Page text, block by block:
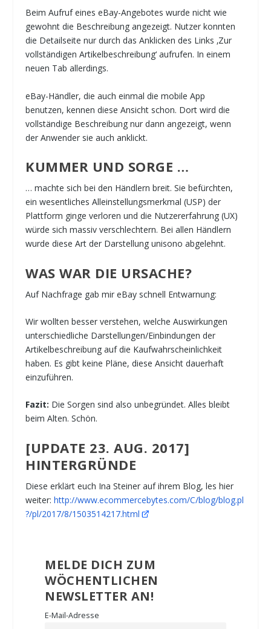
Beim Aufruf eines eBay-Angebotes wurde nicht wie
gewohnt die Beschreibung angezeigt. Nutzer konnten
die Detailseite nur durch das Anklicken des Links ‚Zur
vollständigen Artikelbeschreibung‘ aufrufen. In einem
neuen Tab allerdings.
eBay-Händler, die auch einmal die mobile App
benutzen, kennen diese Ansicht schon. Dort wird die
vollständige Beschreibung nur dann angezeigt, wenn
der Anwender sie auch anklickt.
KUMMER UND SORGE …
… machte sich bei den Händlern breit. Sie befürchten,
ein wesentliches Alleinstellungsmerkmal (USP) der
Plattform ginge verloren und die Nutzererfahrung (UX)
würde sich massiv verschlechtern. Bei allen Händlern
wurde diese Art der Darstellung unisono abgelehnt.
WAS WAR DIE URSACHE?
Auf Nachfrage gab mir eBay schnell Entwarnung:
Wir wollten besser verstehen, welche Auswirkungen
unterschiedliche Darstellungen/Einbindungen der
Artikelbeschreibung auf die Kaufwahrscheinlichkeit
haben. Es gibt keine Pläne, diese Ansicht dauerhaft
einzuführen.
Fazit: Die Sorgen sind also unbegründet. Alles bleibt
beim Alten. Schön.
[UPDATE 23. AUG. 2017]
HINTERGRÜNDE
Diese erklärt euch Ina Steiner auf ihrem Blog, les hier
weiter:http://www.ecommercebytes.com/C/blog/blog.pl
?/pl/2017/8/1503514217.html
MELDE DICH ZUM
WÖCHENTLICHEN
NEWSLETTER AN!
E-Mail-Adresse